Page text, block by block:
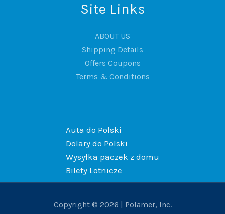
Site Links
ABOUT US
Shipping Details
Offers Coupons
Terms & Conditions
Auta do Polski
Dolary do Polski
Wysyłka paczek z domu
Bilety Lotnicze
Copyright © 2026 | Polamer, Inc.